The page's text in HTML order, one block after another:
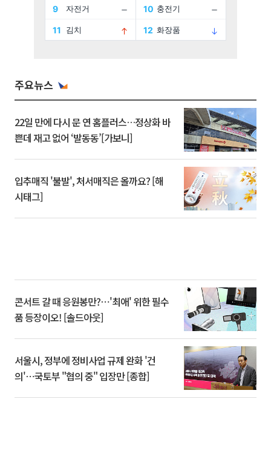
주요뉴스
22일 만에 다시 문 연 홈플러스…정상화 바
쁜데 재고 없어 ‘발동동’[가보니]
입추매직 '불발', 처서매직은 올까요? [해
시태그]
콘서트 갈 때 응원봉만?⋯'최애' 위한 필수
품 등장이오! [솔드아웃]
서울시, 정부에 정비사업 규제 완화 '건
의'⋯국토부 "협의 중" 입장만 [종합]